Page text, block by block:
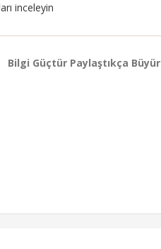
inceleyin
Bilgi Güçtür Paylaştıkça Büyür